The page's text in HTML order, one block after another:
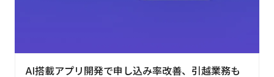
AI搭載アプリ開発で申し込み率改善、引越業務も